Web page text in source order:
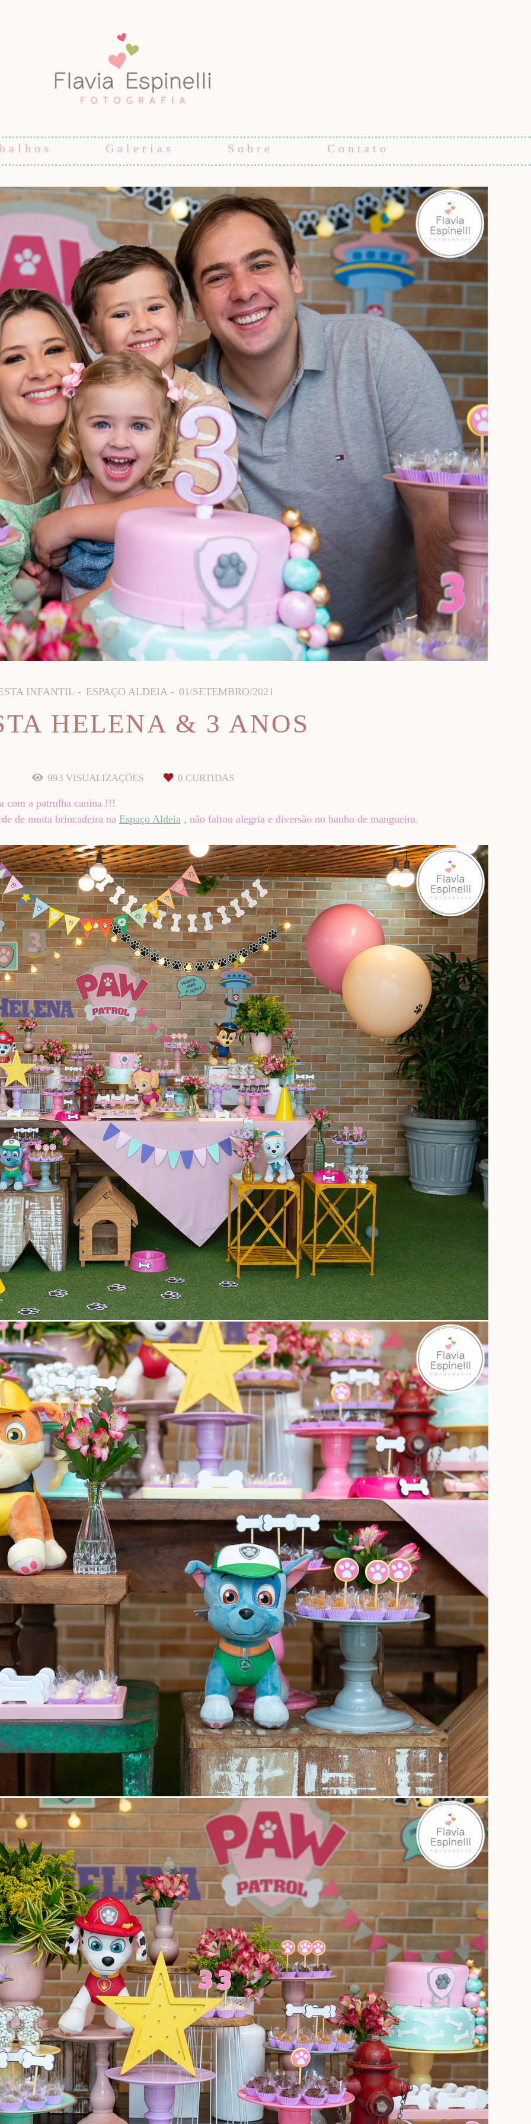
Galerias Sobre Contato
INFANTIL ESPAÇO ALDEIA 01/SETEMBRO/2021
HELENA & 3 ANOS
993 VISUALIZAÇÕES 0 CURTIDAS
com a patrulha canina !!!
de muita brincadeira na Espaço Aldeia , não faltou alegria e diversão no banho de mangueira.